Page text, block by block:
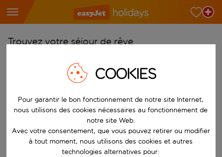
Trouvez votre séjour de rêve
Choisissez votre aéroport
Commencez à taper pour la saisie automatique. Lorsque les
Choisissez votre destination
Vers
Choisissez vos dates
Quand
COOKIES
Pour garantir le bon fonctionnement de notre site Internet,
nous utilisons des cookies nécessaires au fonctionnement de
notre site Web.
Avec votre consentement, que vous pouvez retirer ou modifier
à tout moment, nous utilisons des cookies et autres
technologies alternatives pour: